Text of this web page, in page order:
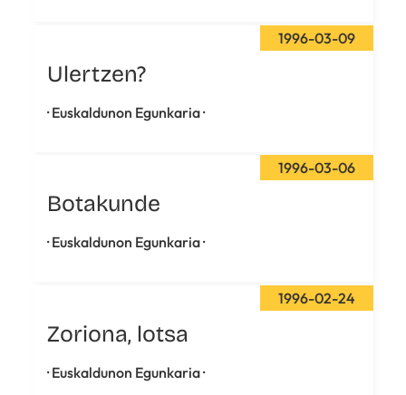
1996-03-09
Ulertzen?
· Euskaldunon Egunkaria ·
1996-03-06
Botakunde
· Euskaldunon Egunkaria ·
1996-02-24
Zoriona, lotsa
· Euskaldunon Egunkaria ·